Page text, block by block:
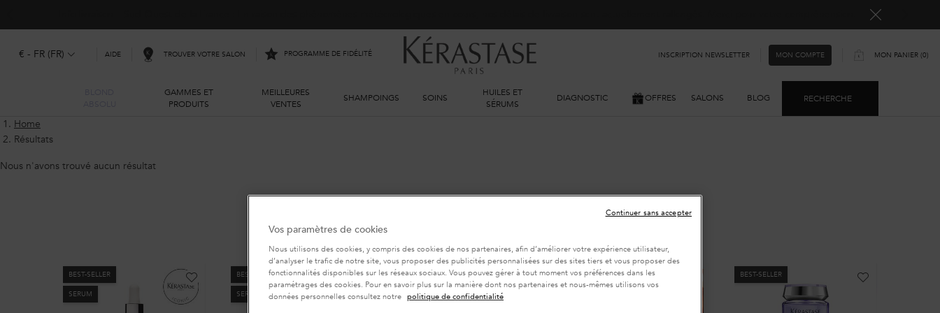
€ - FR (FR) AIDE TROUVER VOTRE SALON PROGRAMME DE FIDÉLITÉ INSCRIPTION NEWSLETTER MON COMPTE MON PANIER 0
0 PRODUIT
GAMMES ET
PRODUITS
MEILLEURES
VENTES
SHAMPOINGS SOINS
HUILES ET
SÉRUMS
DIAGNOSTIC OFFRES SALONS BLOG RECHERCHE
Main content
Home
Résultats
Nous n'avons trouvé aucun résultat
BEST-SELLER
SERUM
BEST-SELLER
SERUM
BEST-SELLER BEST-SELLER BEST-SELLER
Vos paramètres de cookies
Nous utilisons des cookies, y compris des cookies de nos partenaires, afin d’améliorer votre expérience utilisateur,
d’analyser le trafic de notre site, vous proposer des publicités personnalisées sur des sites tiers et vous proposer des
fonctionnalités disponibles sur les réseaux sociaux. Vous pouvez gérer à tout moment vos préférences dans les
paramétrages des cookies. Pour en savoir plus sur la manière dont nos partenaires et nous-mêmes utilisons vos
données personnelles consultez notre politique de confidentialité
Continuer sans accepter